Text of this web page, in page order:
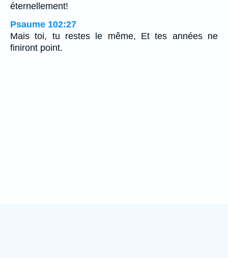
éternellement!
Psaume 102:27
Mais toi, tu restes le même, Et tes années ne
finiront point.